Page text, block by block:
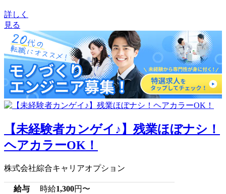
詳しく
見る
【未経験者カンゲイ♪】残業ほぼナシ！
ヘアカラーOK！
株式会社綜合キャリアオプション
給与 時給1,300円〜